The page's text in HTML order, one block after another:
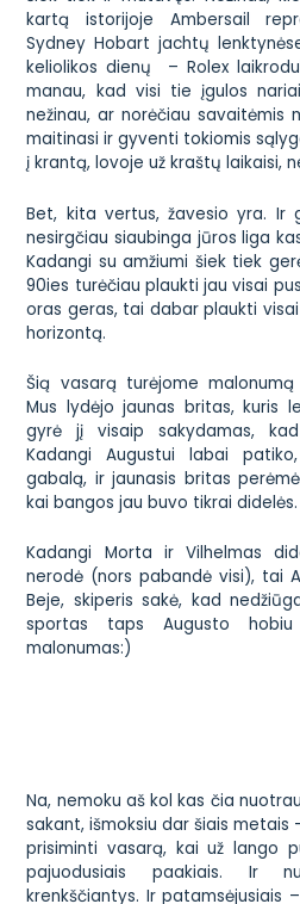
kartą istorijoje Ambersail
Sydney Hobart jachtų
keliolikos dienų –Rolex
manau, kad visi tie įgulos
nežinau, ar norėčiau savaitėmis
maitinasi ir gyventi tokiomis
į krantą, lovoje už kraštų laikaisi,
Bet, kita vertus, žavesio yra. Ir
nesirgčiau siaubinga jūros liga
Kadangi su amžiumi šiek tiek
90ies turėčiau plaukti jau visai
oras geras, tai dabar plaukti
horizontą.
Šią vasarą turėjome
Mus lydėjo jaunas britas, kuris
gyrė jį visaip sakydamas,
Kadangi Augustui labai
gabalą, ir jaunasis britas
kai bangos jau buvo tikrai didelės.
Kadangi Morta ir Vilhelmas
nerodė (nors pabandė visi), tai
Beje, skiperis sakė, kad
sportas taps Augusto
malonumas:)
Na, nemoku aš kol kas čia
sakant, išmoksiu dar šiais
prisiminti vasarą, kai už lango
pajuodusiais paakiais. Ir
krenkščiantys. Ir patamsėjusiais